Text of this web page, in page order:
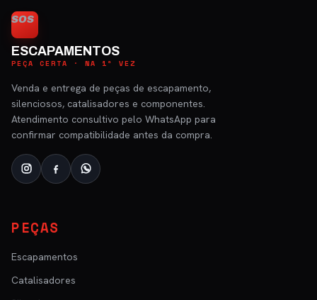
SOS
ESCAPAMENTOS
PEÇA CERTA · NA 1ª VEZ
Venda e entrega de peças de escapamento,
silenciosos, catalisadores e componentes.
Atendimento consultivo pelo WhatsApp para
confirmar compatibilidade antes da compra.
PEÇAS
Escapamentos
Catalisadores